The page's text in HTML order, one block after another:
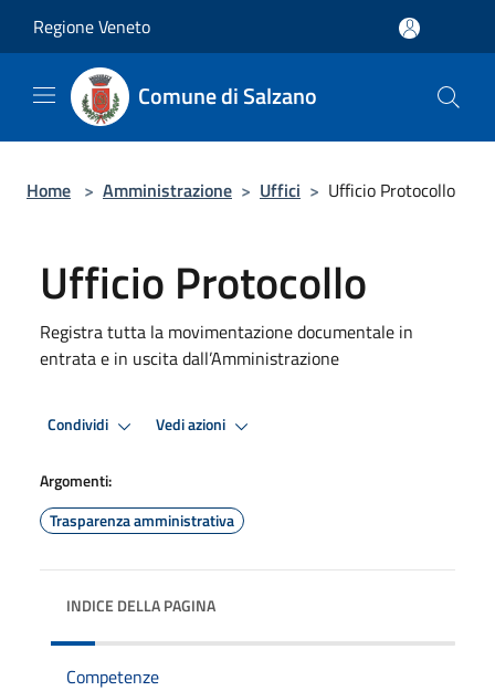
Regione Veneto
Comune di Salzano
Home > Amministrazione > Uffici > Ufficio Protocollo
Ufficio Protocollo
Registra tutta la movimentazione documentale in
entrata e in uscita dall’Amministrazione
Condividi Vedi azioni
Argomenti:
Trasparenza amministrativa
INDICE DELLA PAGINA
Competenze